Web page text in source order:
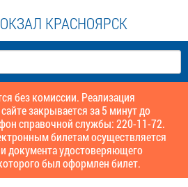
КРАСНОЯРСК
без комиссии. Реализация
закрывается за 5 минут до
справочной службы: 220-11-72.
билетам осуществляется
документа удостоверяющего
был оформлен билет.